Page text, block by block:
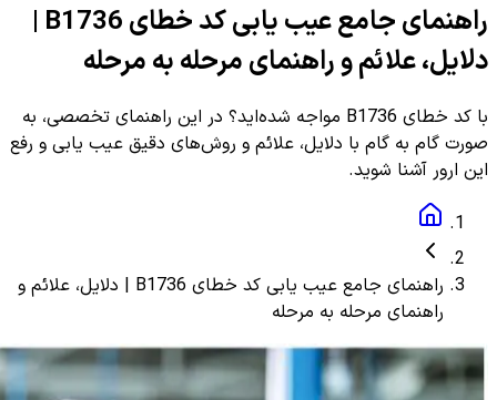
راهنمای جامع عیب یابی کد خطای B1736 |
دلایل، علائم و راهنمای مرحله به مرحله
با کد خطای B1736 مواجه شده‌اید؟ در این راهنمای تخصصی، به
صورت گام به گام با دلایل، علائم و روش‌های دقیق عیب یابی و رفع
این ارور آشنا شوید.
راهنمای جامع عیب یابی کد خطای B1736 | دلایل، علائم و
راهنمای مرحله به مرحله